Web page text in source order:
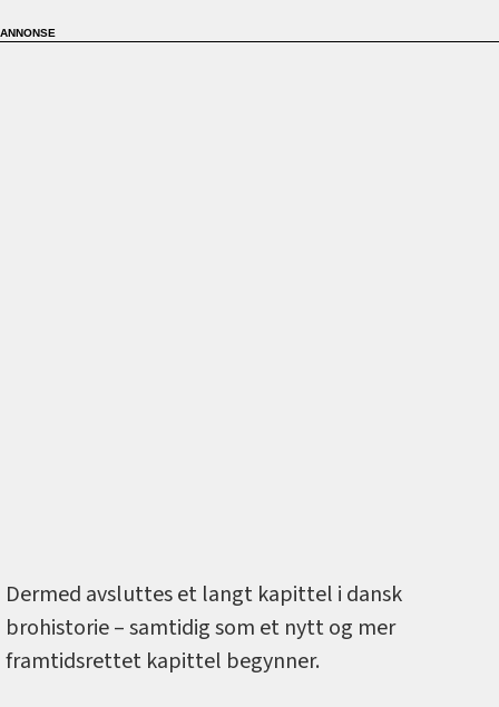
Dermed avsluttes et langt kapittel i dansk
brohistorie – samtidig som et nytt og mer
framtidsrettet kapittel begynner.